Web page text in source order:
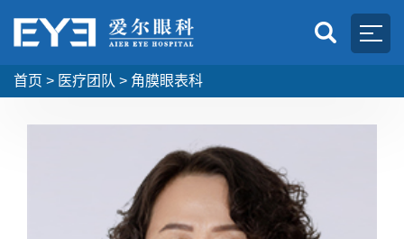
首页 > 医疗团队 > 角膜眼表科